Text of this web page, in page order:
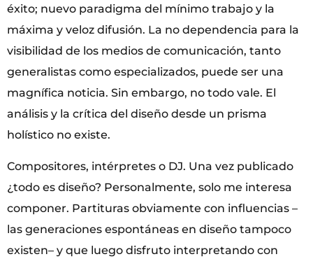
éxito; nuevo paradigma del mínimo trabajo y la
máxima y veloz difusión. La no dependencia para la
visibilidad de los medios de comunicación, tanto
generalistas como especializados, puede ser una
magnífica noticia. Sin embargo, no todo vale. El
análisis y la crítica del diseño desde un prisma
holístico no existe.
Compositores, intérpretes o DJ. Una vez publicado
¿todo es diseño? Personalmente, solo me interesa
componer. Partituras obviamente con influencias –
las generaciones espontáneas en diseño tampoco
existen– y que luego disfruto interpretando con